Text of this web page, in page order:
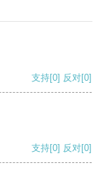
支持[0] 反对[0]
支持[0] 反对[0]